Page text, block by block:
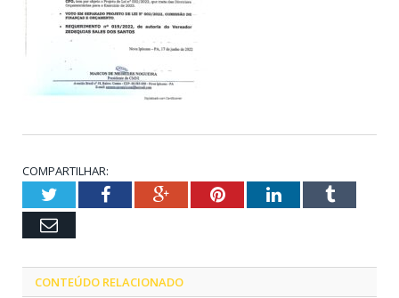
COMPARTILHAR:
TwitterFacebookGoogle+PinterestLinkedInTumblr
Email
CONTEÚDO RELACIONADO